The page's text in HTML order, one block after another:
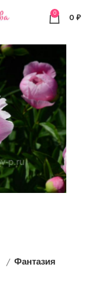
0 0 ₽
Фантазия